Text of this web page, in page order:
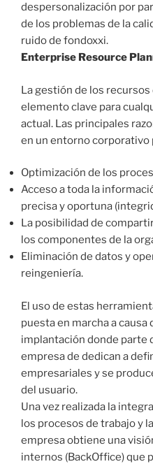
despersonalización por
de los problemas de la
ruido de fondoxxi.
Enterprise Resource
La gestión de los
elemento clave para
actual. Las principales
en un entorno corporativo
Optimización de los
Acceso a toda la
precisa y oportuna
La posibilidad de
los componentes de la
Eliminación de datos y
reingeniería.
El uso de estas
puesta en marcha a
implantación donde parte
empresa de dedican a
empresariales y se
del usuario.
Una vez realizada la
los procesos de trabajo y
empresa obtiene una
internos (BackOffice) que